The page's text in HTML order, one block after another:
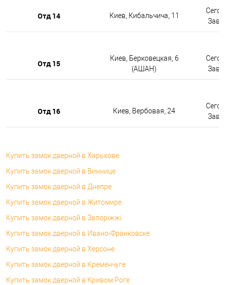
Отд 14 Киев, Кибальчича, 11
Отд 15
Киев, Берковецкая, 6
(АШАН)
Отд 16 Киев, Вербовая, 24
Купить замок дверной в Харькове
Купить замок дверной в Виннице
Купить замок дверной в Днепре
Купить замок дверной в Житомире
Купить замок дверной в Запоріжжі
Купить замок дверной в Ивано-Франковске
Купить замок дверной в Херсоне
Купить замок дверной в Кременчуге
Купить замок дверной в Кривом Роге